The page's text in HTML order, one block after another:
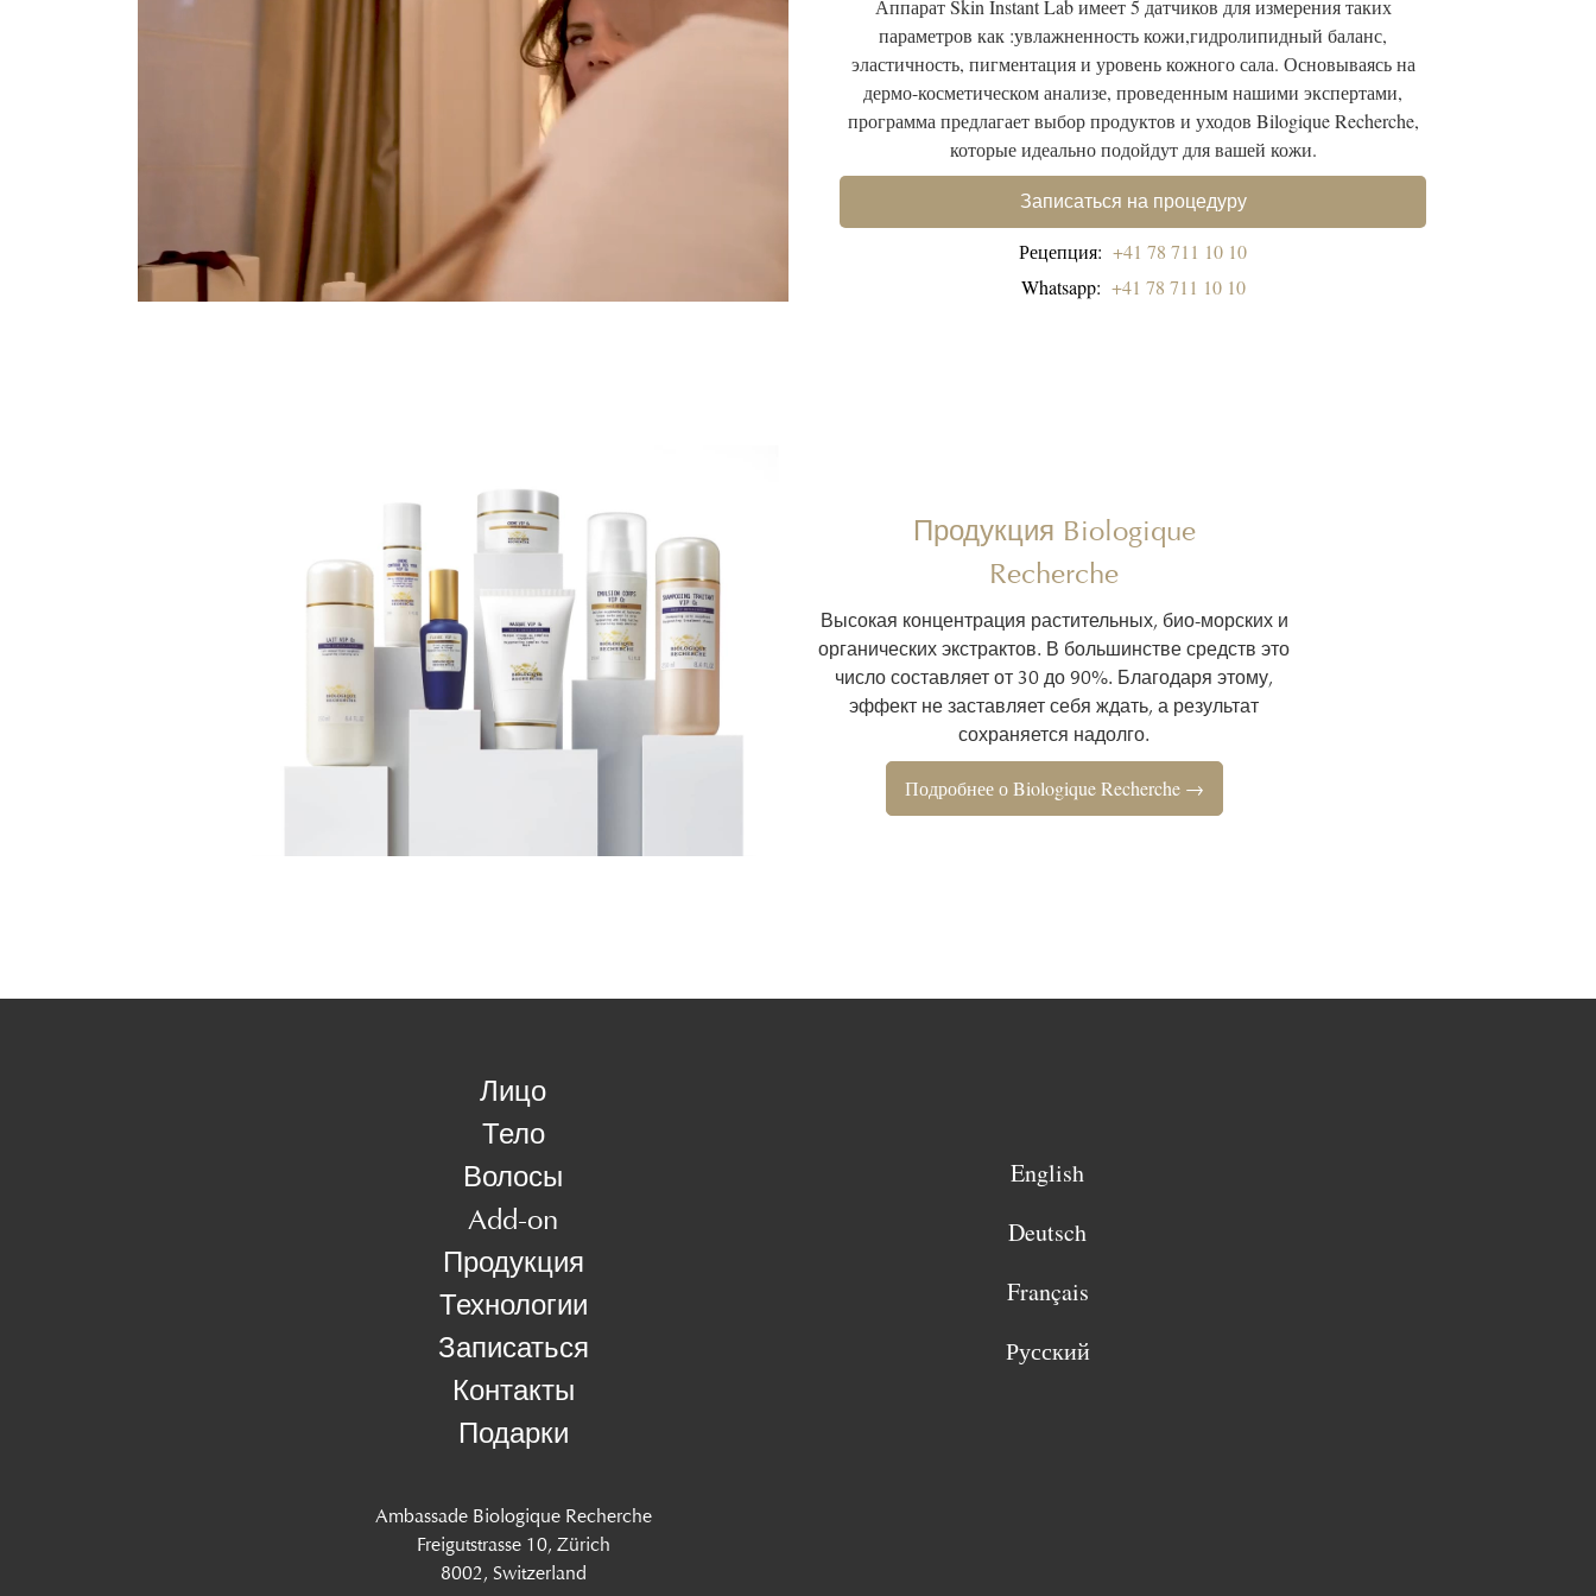
Аппарат Skin Instant Lab имеет 5 датчиков для измерения таких
параметров как :увлажненность кожи,гидролипидный баланс,
эластичность, пигментация и уровень кожного сала. Основываясь на
дермо-косметическом анализе, проведенным нашими экспертами,
программа предлагает выбор продуктов и уходов Bilogique Recherche,
которые идеально подойдут для вашей кожи.
Записаться на процедуру
Рецепция:+41 78 711 10 10
Whatsapp: +41 78 711 10 10
Продукция Biologique
Recherche
Высокая концентрация растительных, био-морских и
органических экстрактов. В большинстве средств это
число составляет от 30 до 90%. Благодаря этому,
эффект не заставляет себя ждать, а результат
сохраняется надолго.
Подробнее о Biologique Recherche →
Лицо
Тело
Волосы
Add-on
Продукция
Технологии
Записаться
Контакты
Подарки
English
Deutsch
Français
Русский
Ambassade Biologique Recherche
Freigutstrasse 10, Zürich
8002, Switzerland